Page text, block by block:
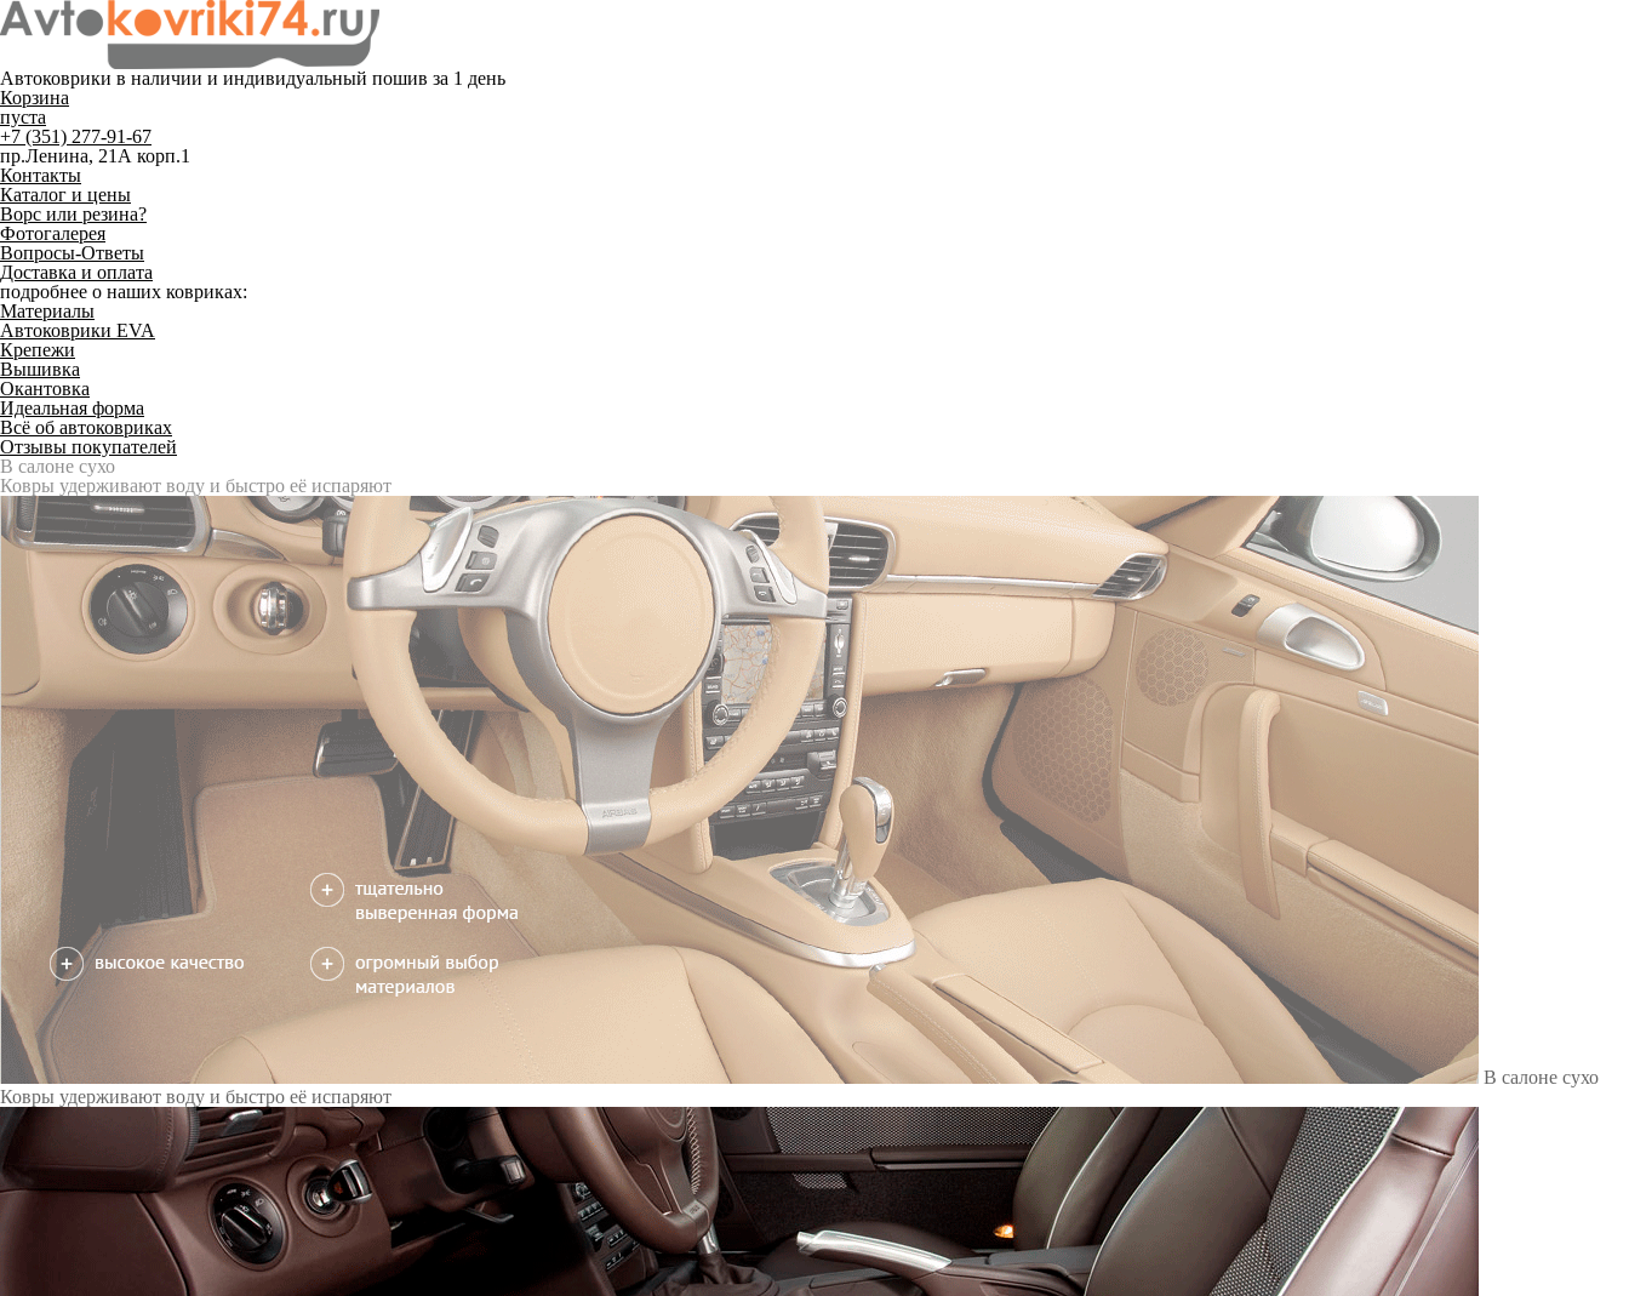
Автоковрики в наличии и индивидуальный пошив за 1 день
Корзина
пуста
+7 (351) 277-91-67
пр.Ленина, 21А корп.1
Контакты
Каталог и цены
Ворс или резина?
Фотогалерея
Вопросы-Ответы
Доставка и оплата
подробнее о наших ковриках:
Материалы
Автоковрики EVA
Крепежи
Вышивка
Окантовка
Идеальная форма
Всё об автоковриках
Отзывы покупателей
Служат до 10 лет
Только качественные российские материалы
Служат до 10 лет
Только качественные российские материалы
Каталог ковриков для автомобилей
» Toyota »
Rav4 IV
Автоковрики для Toyota Rav4 IV 2012-2019
Поколение:
4 поколение и рестайлинг Кузов: XA40 Руль:Левый
Водительский коврик на Rav4 IV доступен в 3х вариантах:
1) без лепестка, с открытым местом для отдыха левой ноги
2) с лепестком, закрывающим место для отдыха левой ноги
3) цельный коврик, закрывающий место для отдыха левой ноги